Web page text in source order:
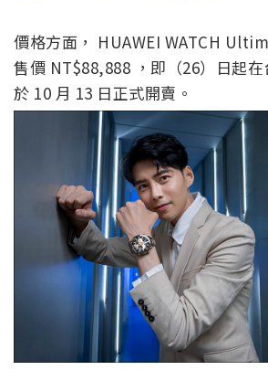
價格方面， HUAWEI WATCH
售價 NT$88,888 ，即（26）日起
於 10 月 13 日正式開賣。